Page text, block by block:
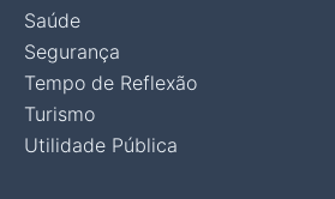
Saúde
Segurança
Tempo de Reflexão
Turismo
Utilidade Pública